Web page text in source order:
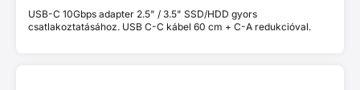
USB-C 10Gbps adapter 2.5" / 3.5" SSD/HDD gyors
csatlakoztatásához. USB C-C kábel 60 cm + C-A redukcióval.